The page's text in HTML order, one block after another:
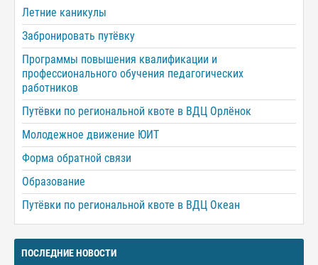
Летние каникулы
Забронировать путёвку
Программы повышения квалификации и
профессионального обучения педагогических
работников
Путёвки по региональной квоте в ВДЦ Орлёнок
Молодежное движение ЮИТ
Форма обратной связи
Образование
Путёвки по региональной квоте в ВДЦ Океан
ПОСЛЕДНИЕ НОВОСТИ